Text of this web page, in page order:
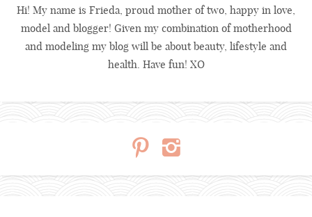
Hi! My name is Frieda, proud mother of two, happy in love,
model and blogger! Given my combination of motherhood
and modeling my blog will be about beauty, lifestyle and
health. Have fun! XO